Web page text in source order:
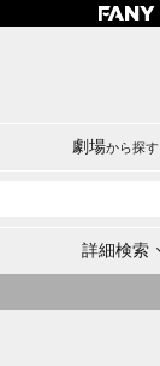
劇場から探す
詳細検索